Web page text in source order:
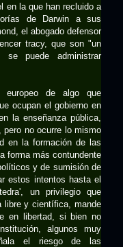
en la que han recluido a
de Darwin a sus
el abogado defensor
tracy, que son "un
puede administrar
europeo de algo que
ocupan el gobierno en
la enseñanza pública,
pero no ocurre lo mismo
en la formación de las
forma más contundente
y de sumisión de
estos intentos hasta el
un privilegio que
libre y científica, mande
en libertad, si bien no
algunos muy
el riesgo de las